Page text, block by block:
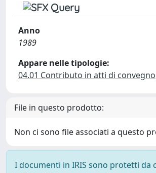
Anno
1989
Appare nelle tipologie:
04.01 Contributo in atti di convegno
File in questo prodotto:
Non ci sono file associati a questo
I documenti in IRIS sono protetti da